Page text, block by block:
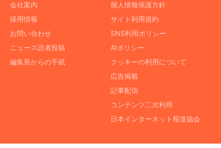
会社案内
採用情報
お問い合わせ
ニュース読者投稿
編集長からの手紙
個人情報保護方針
サイト利用規約
SNS利用ポリシー
AIポリシー
クッキーの利用について
広告掲載
記事配信
コンテンツ二次利用
日本インターネット報道協会